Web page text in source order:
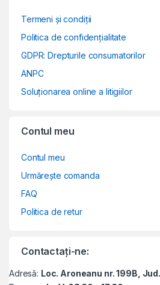
Termeni și condiții
Politica de confidențialitate
GDPR: Drepturile consumatorilor
ANPC
Soluționarea online a litigiilor
Contul meu
Contul meu
Urmărește comanda
FAQ
Politica de retur
Contactați-ne:
Adresă: Loc. Aroneanu nr. 199B,